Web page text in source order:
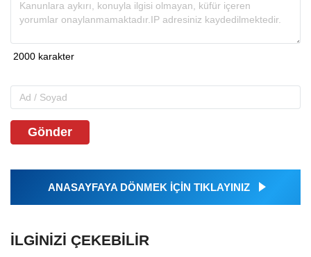
Gönder
ANASAYFAYA DÖNMEK İÇİN TIKLAYINIZ
İLGINIZI ÇEKEBILIR